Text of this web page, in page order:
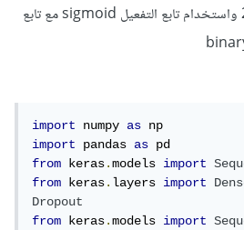
لإخراج قيمة واحدة بدلاً من 2 واستخدام تابع التفعيل sigmoid مع تابع
import numpy as
import
pandas as
from keras.models import
from keras.layers import
Dropout
from keras.models import